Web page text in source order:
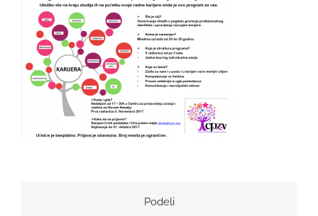
Podeli